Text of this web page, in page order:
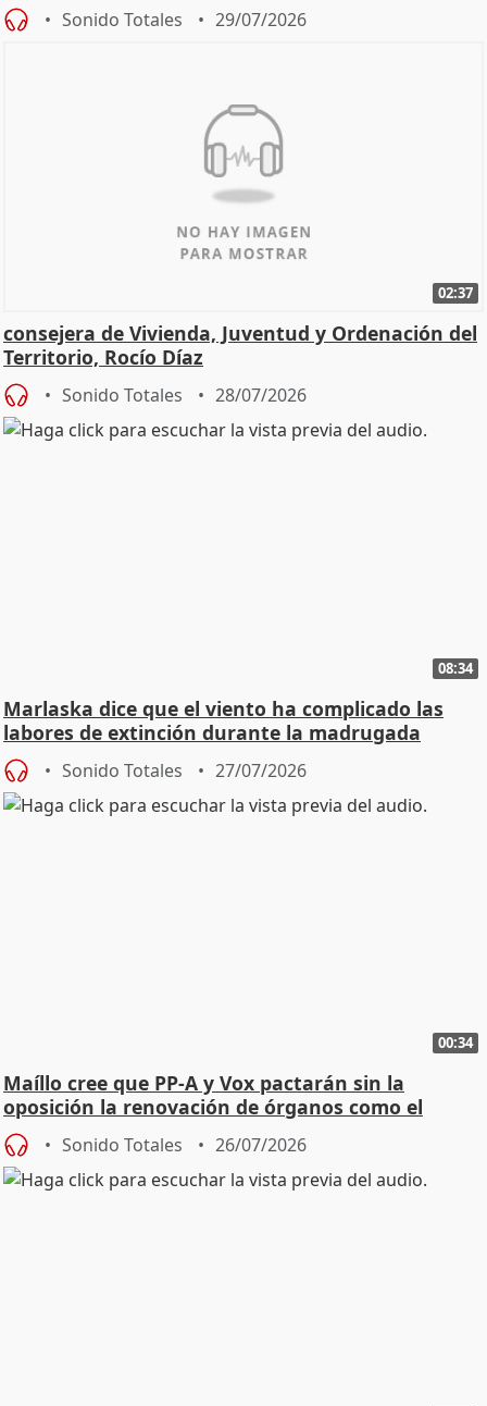
Sonido Totales 29/07/2026
02:37
consejera de Vivienda, Juventud y Ordenación del
Territorio, Rocío Díaz
Sonido Totales 28/07/2026
08:34
Marlaska dice que el viento ha complicado las
labores de extinción durante la madrugada
Sonido Totales 27/07/2026
00:34
Maíllo cree que PP-A y Vox pactarán sin la
oposición la renovación de órganos como el
Defensor
Sonido Totales 26/07/2026